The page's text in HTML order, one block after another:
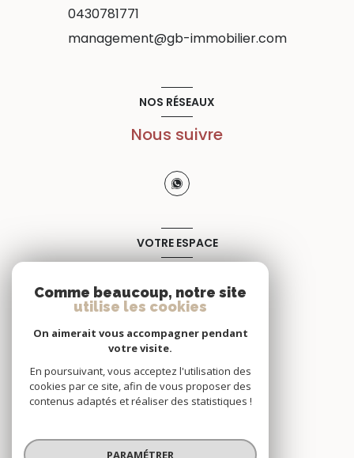
0430781771
management@gb-immobilier.com
NOS RÉSEAUX
Nous suivre
VOTRE ESPACE
© 2026 | Tous droits réservés
Comme beaucoup, notre site
utilise les cookies
On aimerait vous accompagner pendant
votre visite.
En poursuivant, vous acceptez l'utilisation des
cookies par ce site, afin de vous proposer des
contenus adaptés et réaliser des statistiques !
PARAMÉTRER